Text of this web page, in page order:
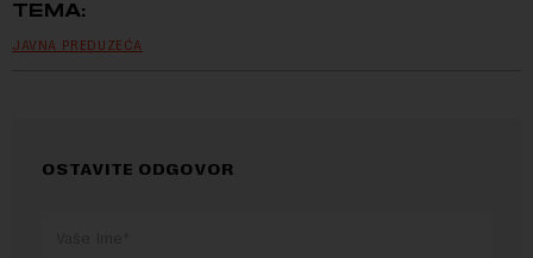
TEMA:
JAVNA PREDUZEĆA
OSTAVITE ODGOVOR